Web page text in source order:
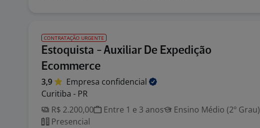
CONTRATAÇÃO URGENTE
Estoquista - Auxiliar De Expedição
Ecommerce
3,9 Empresa confidencial
Curitiba - PR
R$ 2.200,00
Entre 1 e 3 anos
Ensino Médio (2º Grau)
Presencial